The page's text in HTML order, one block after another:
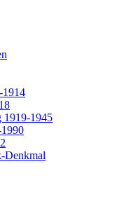
1914
1919-1945
Denkmal